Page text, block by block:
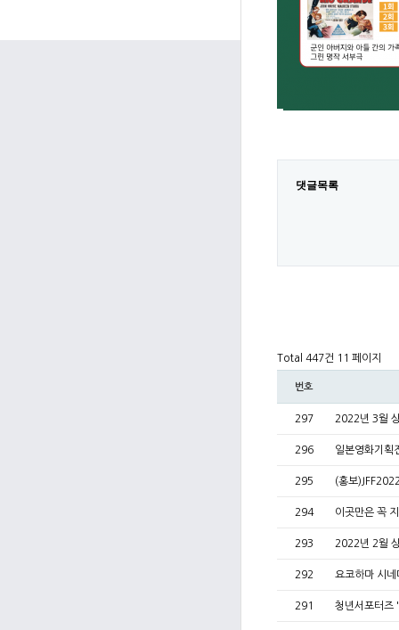
댓글목록
Total 447건 11 페이지
번호
297 2022년 3월
296 일본영화기획
295 (홍보
294 이곳만은 꼭
293 2022년 2월
292 요코하마 시
291 청년서포터즈